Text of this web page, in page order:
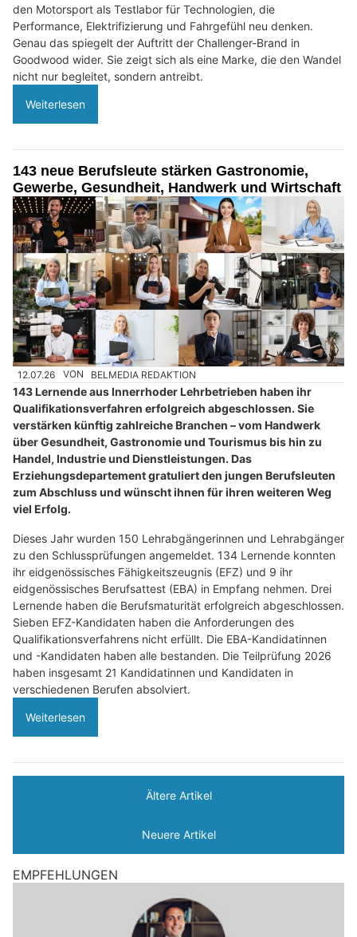
den Motorsport als Testlabor für Technologien, die
Performance, Elektrifizierung und Fahrgefühl neu denken.
Genau das spiegelt der Auftritt der Challenger-Brand in
Goodwood wider. Sie zeigt sich als eine Marke, die den Wandel
nicht nur begleitet, sondern antreibt.
Weiterlesen
143 neue Berufsleute stärken Gastronomie,
Gewerbe, Gesundheit, Handwerk und Wirtschaft
12.07.26 VON BELMEDIA REDAKTION
143 Lernende aus Innerrhoder Lehrbetrieben haben ihr
Qualifikationsverfahren erfolgreich abgeschlossen. Sie
verstärken künftig zahlreiche Branchen – vom Handwerk
über Gesundheit, Gastronomie und Tourismus bis hin zu
Handel, Industrie und Dienstleistungen. Das
Erziehungsdepartement gratuliert den jungen Berufsleuten
zum Abschluss und wünscht ihnen für ihren weiteren Weg
viel Erfolg.
Dieses Jahr wurden 150 Lehrabgängerinnen und Lehrabgänger
zu den Schlussprüfungen angemeldet. 134 Lernende konnten
ihr eidgenössisches Fähigkeitszeugnis (EFZ) und 9 ihr
eidgenössisches Berufsattest (EBA) in Empfang nehmen. Drei
Lernende haben die Berufsmaturität erfolgreich abgeschlossen.
Sieben EFZ-Kandidaten haben die Anforderungen des
Qualifikationsverfahrens nicht erfüllt. Die EBA-Kandidatinnen
und -Kandidaten haben alle bestanden. Die Teilprüfung 2026
haben insgesamt 21 Kandidatinnen und Kandidaten in
verschiedenen Berufen absolviert.
Weiterlesen
Ältere Artikel
Neuere Artikel
EMPFEHLUNGEN